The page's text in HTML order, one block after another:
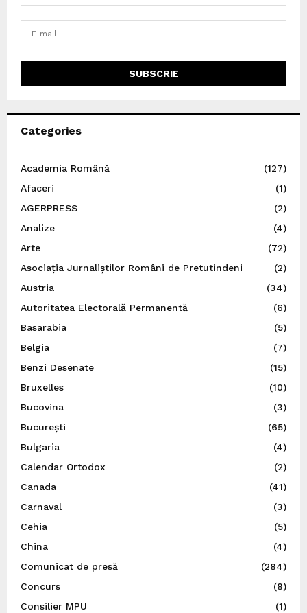
Categories
Academia Română
(127)
Afaceri
(1)
AGERPRESS
(2)
Analize
(4)
Arte
(72)
Asociația Jurnaliștilor Români de Pretutindeni
(2)
Austria
(34)
Autoritatea Electorală Permanentă
(6)
Basarabia
(5)
Belgia
(7)
Benzi Desenate
(15)
Bruxelles
(10)
Bucovina
(3)
București
(65)
Bulgaria
(4)
Calendar Ortodox
(2)
Canada
(41)
Carnaval
(3)
Cehia
(5)
China
(4)
Comunicat de presă
(284)
Concurs
(8)
Consilier MPU
(1)